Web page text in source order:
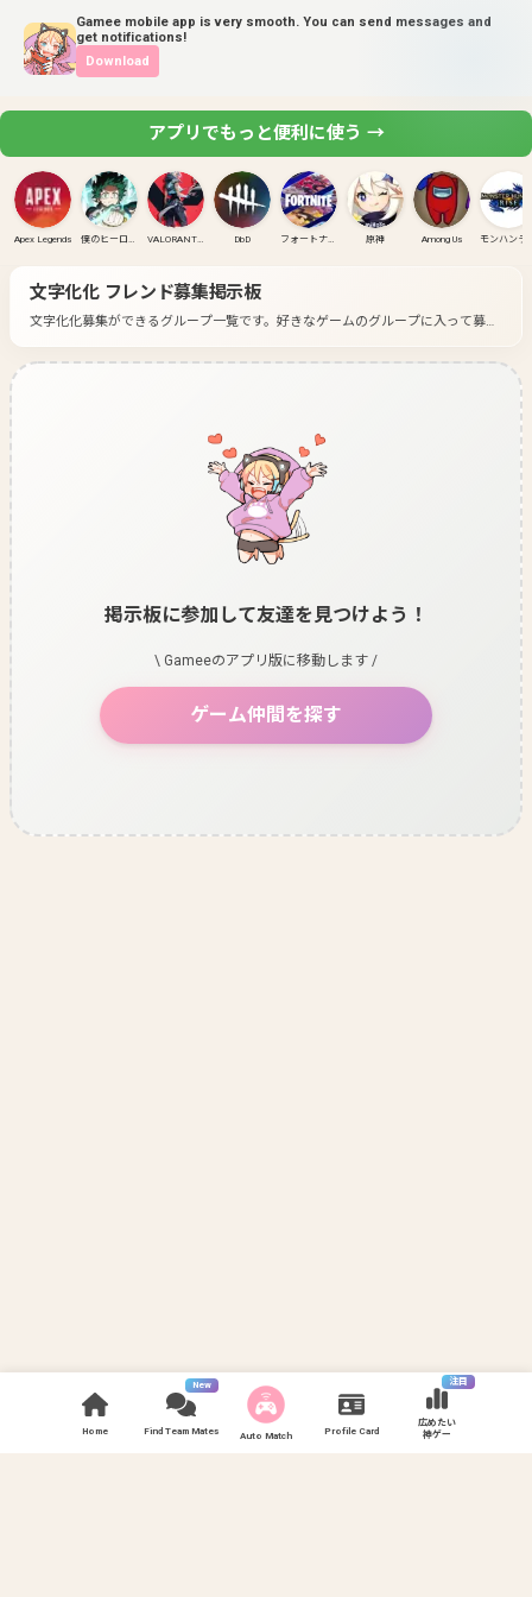
Gamee mobile app is very smooth. You can send messages and
get notifications!
Download
Home
New
Find Team Mates Auto Match Profile Card
注目
広めたい
神ゲー
アプリでもっと便利に使う →
Apex Legends 僕のヒーローアカデミア ULTRA RUMBLE VALORANT(PC) DbD フォートナイト 原神 Among Us
文字化化フレンド募集掲示板
文字化化募集ができるグループ一覧です。 好きなゲームのグループに入って募集
掲示板に参加して友達を見つけよう！
\ Gameeのアプリ版に移動します /
ゲーム仲間を探す